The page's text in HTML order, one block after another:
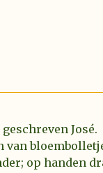
José.
van
op handen